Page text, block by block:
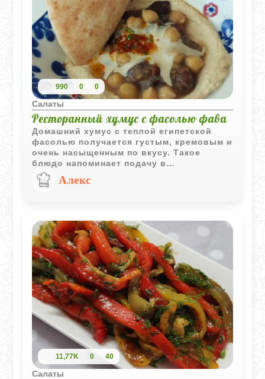
990 0 0
Салаты
Ресторанный хумус с фасолью фава
Домашний хумус с теплой египетской
фасолью получается густым, кремовым и
очень насыщенным по вкусу. Такое
блюдо напоминает подачу в
ближневосточных ресторанах, особенно
если дополнить его оливковым маслом,
Алекс
11,77K 0 40
Салаты